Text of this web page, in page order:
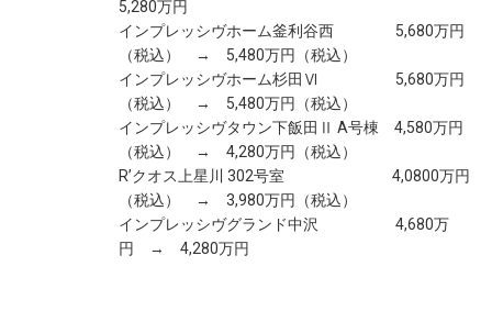
5,280万円
インプレッシヴホーム釜利谷西 5,680万円
（税込） → 5,480万円（税込）
インプレッシヴホーム杉田Ⅵ 5,680万円
（税込） → 5,480万円（税込）
インプレッシヴタウン下飯田Ⅱ A号棟 4,580万円
（税込） → 4,280万円（税込）
R’クオス上星川 302号室 4,0800万円
（税込） → 3,980万円（税込）
インプレッシヴグランド中沢 4,680万
円 → 4,280万円